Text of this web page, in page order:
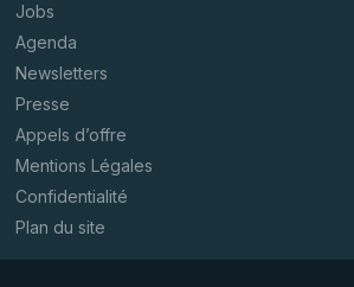
Jobs
Agenda
Newsletters
Presse
Appels d’offre
Mentions Légales
Confidentialité
Plan du site